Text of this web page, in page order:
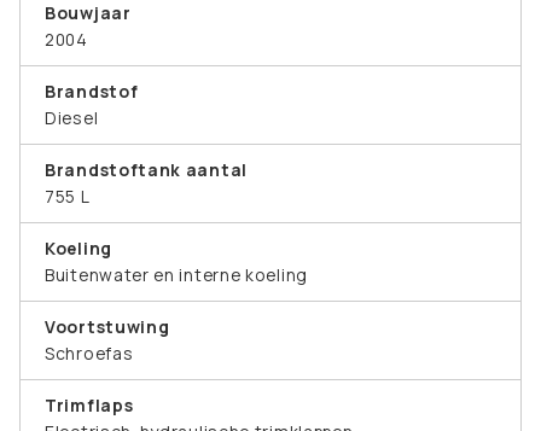
Bouwjaar
2004
Brandstof
Diesel
Brandstoftank aantal
755 L
Koeling
Buitenwater en interne koeling
Voortstuwing
Schroefas
Trimflaps